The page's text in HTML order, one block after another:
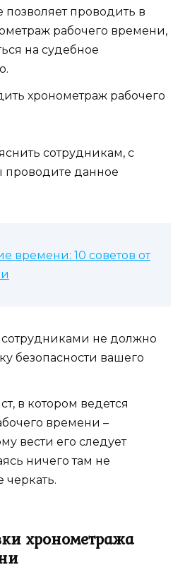
проводить в
рабочего времени,
на судебное
хронометраж рабочего
сотрудникам, с
проводите данное
времени: 10 советов от
не должно
безопасности вашего
в котором ведется
времени –
вести его следует
ничего там не
черкать.
хронометража